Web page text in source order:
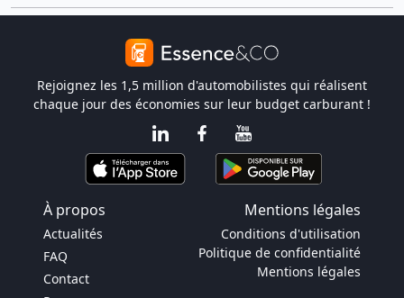
Rejoignez les 1,5 million d'automobilistes qui réalisent
chaque jour des économies sur leur budget carburant !
À propos Mentions légales
Actualités
FAQ
Contact
Conditions d'utilisation
Politique de confidentialité
Mentions légales